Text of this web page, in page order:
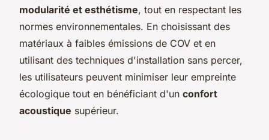
modularité et esthétisme, tout en respectant les
normes environnementales. En choisissant des
matériaux à faibles émissions de COV et en
utilisant des techniques d'installation sans percer,
les utilisateurs peuvent minimiser leur empreinte
écologique tout en bénéficiant d'un confort
acoustique supérieur.